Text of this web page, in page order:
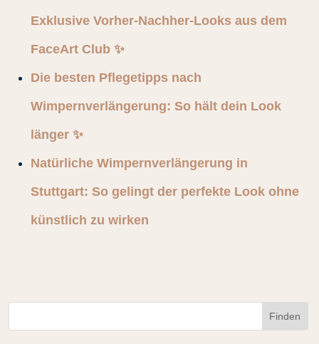
Exklusive Vorher‑Nachher‑Looks aus dem
FaceArt Club ✨
Die besten Pflegetipps nach
Wimpernverlängerung: So hält dein Look
länger ✨
Natürliche Wimpernverlängerung in
Stuttgart: So gelingt der perfekte Look ohne
künstlich zu wirken
Finden